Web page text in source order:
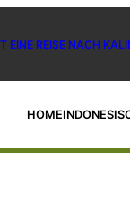
EINE REISE NACH
HOME